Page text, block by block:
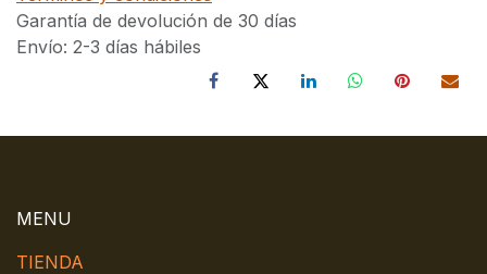
Garantía de devolución de 30 días
Envío: 2-3 días hábiles
MENU
TIENDA